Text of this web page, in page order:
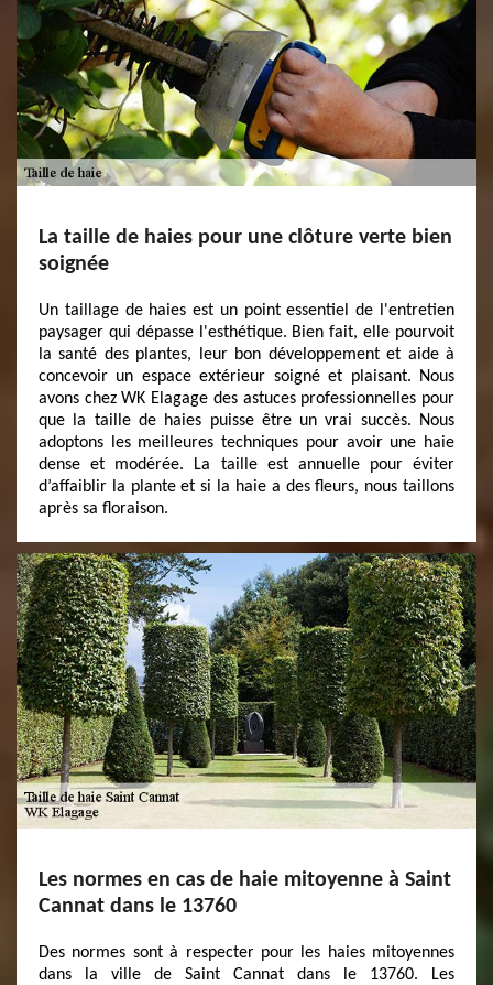
La taille de haies pour une clôture verte bien
soignée
Un taillage de haies est un point essentiel de l'entretien
paysager qui dépasse l'esthétique. Bien fait, elle pourvoit
la santé des plantes, leur bon développement et aide à
concevoir un espace extérieur soigné et plaisant. Nous
avons chez WK Elagage des astuces professionnelles pour
que la taille de haies puisse être un vrai succès. Nous
adoptons les meilleures techniques pour avoir une haie
dense et modérée. La taille est annuelle pour éviter
d’affaiblir la plante et si la haie a des fleurs, nous taillons
après sa floraison.
Les normes en cas de haie mitoyenne à Saint
Cannat dans le 13760
Des normes sont à respecter pour les haies mitoyennes
dans la ville de Saint Cannat dans le 13760. Les